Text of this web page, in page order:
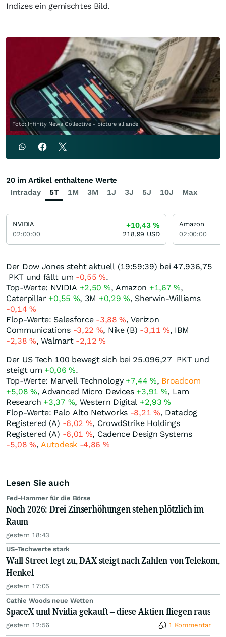
Indizes ein gemischtes Bild.
Foto: Infinity News Collective - picture alliance
Der Dow Jones steht aktuell (19:59:39) bei 47.936,75
PKT und fällt um -0,55%.
Top-Werte: NVIDIA +2,50 %, Amazon +1,67%,
Caterpillar +0,55 %, 3M +0,29%, Sherwin-Williams
-0,14%
Flop-Werte: Salesforce -3,88%, Verizon
Communications -3,22 %, Nike (B) -3,11%, IBM
-2,38%, Walmart -2,12%
Der US Tech 100 bewegt sich bei 25.096,27 PKTund
steigt um +0,06%.
Top-Werte: Marvell Technology +7,44%, Broadcom
+5,08%, Advanced Micro Devices +3,91 %, Lam
Research +3,37 %, Western Digital +2,93%
Flop-Werte: Palo Alto Networks -8,21 %, Datadog
Registered (A) -6,02 %, CrowdStrike Holdings
Registered (A) -6,01 %, Cadence Design Systems
-5,08%,Autodesk -4,86 %
Lesen Sie auch
Fed-Hammer für die Börse
Noch 2026: Drei Zinserhöhungen stehen plötzlich im
Raum
gestern 18:43
US-Techwerte stark
Wall Street legt zu, DAX steigt nach Zahlen von Telekom,
Henkel
gestern 17:05
Cathie Woods neue Wetten
SpaceX und Nvidia gekauft – diese Aktien fliegen raus
gestern 12:56 1 Kommentar
Intraday 5T 1M 3M 1J 3J 5J 10J Max
20 im Artikel enthaltene Werte
NVIDIA
02:00:00
+10,43%
218,99 USD
Amazon
02:00:00